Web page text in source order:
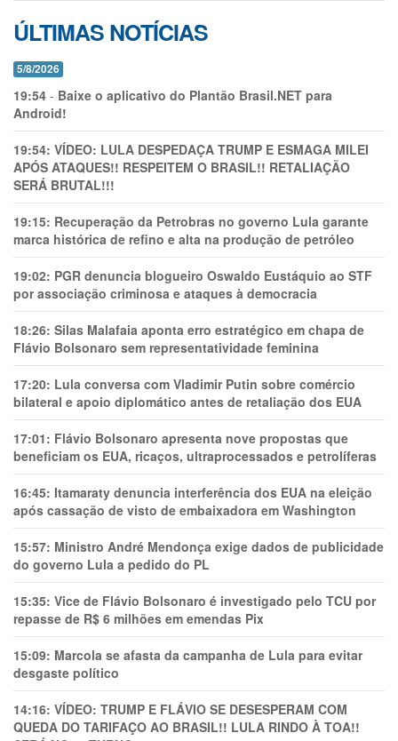
ÚLTIMAS NOTÍCIAS
5/8/2026
19:54 - Baixe o aplicativo do Plantão Brasil.NET para
Android!
19:54: VÍDEO: LULA DESPEDAÇA TRUMP E ESMAGA MILEI
APÓS ATAQUES!! RESPEITEM O BRASIL!! RETALIAÇÃO
SERÁ BRUTAL!!!
19:15: Recuperação da Petrobras no governo Lula garante
marca histórica de refino e alta na produção de petróleo
19:02: PGR denuncia blogueiro Oswaldo Eustáquio ao STF
por associação criminosa e ataques à democracia
18:26: Silas Malafaia aponta erro estratégico em chapa de
Flávio Bolsonaro sem representatividade feminina
17:20: Lula conversa com Vladimir Putin sobre comércio
bilateral e apoio diplomático antes de retaliação dos EUA
17:01: Flávio Bolsonaro apresenta nove propostas que
beneficiam os EUA, ricaços, ultraprocessados e petrolíferas
16:45: Itamaraty denuncia interferência dos EUA na eleição
após cassação de visto de embaixadora em Washington
15:57: Ministro André Mendonça exige dados de publicidade
do governo Lula a pedido do PL
15:35: Vice de Flávio Bolsonaro é investigado pelo TCU por
repasse de R$ 6 milhões em emendas Pix
15:09: Marcola se afasta da campanha de Lula para evitar
desgaste político
14:16: VÍDEO: TRUMP E FLÁVIO SE DESESPERAM COM
QUEDA DO TARIFAÇO AO BRASIL!! LULA RINDO À TOA!!